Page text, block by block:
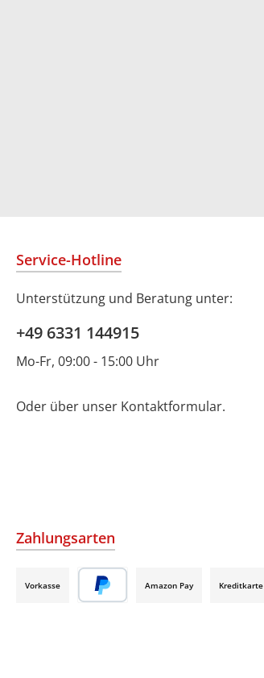
Service-Hotline
Unterstützung und Beratung unter:
+49 6331 144915
Mo-Fr, 09:00 - 15:00 Uhr
Oder über unser Kontaktformular.
Zahlungsarten
Vorkasse Amazon Pay Kreditkarte